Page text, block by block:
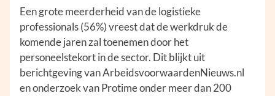
Een grote meerderheid van de logistieke
professionals (56%) vreest dat de werkdruk de
komende jaren zal toenemen door het
personeelstekort in de sector. Dit blijkt uit
berichtgeving van ArbeidsvoorwaardenNieuws.nl
en onderzoek van Protime onder meer dan 200